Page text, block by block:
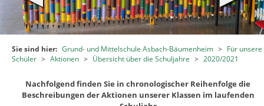
Sie sind hier: Grund- und Mittelschule Asbach-Bäumenheim >
Für unsere
Schüler > Aktionen > Übersicht über die Schuljahre > 2020/2021
Nachfolgend finden Sie in chronologischer Reihenfolge die
Beschreibungen der Aktionen unserer Klassen im laufenden